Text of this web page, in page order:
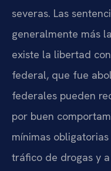
severas. Las
generalmente más
existe la libertad
federal, que fue
federales pueden
por buen
mínimas
tráfico de drogas y